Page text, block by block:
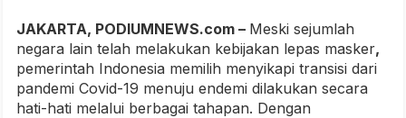
JAKARTA, PODIUMNEWS.com – Meski sejumlah
negara lain telah melakukan kebijakan lepas masker,
pemerintah Indonesia memilih menyikapi transisi dari
pandemi Covid-19 menuju endemi dilakukan secara
hati-hati melalui berbagai tahapan. Dengan